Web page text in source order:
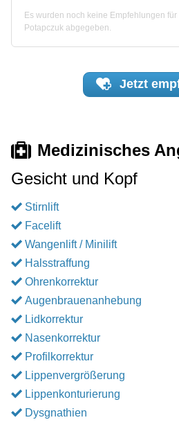
Es wurden noch keine Empfehlungen
Potapczuk abgegeben.
Jetzt
Medizinisches
Gesicht und Kopf
Stirnlift
Facelift
Wangenlift / Minilift
Halsstraffung
Ohrenkorrektur
Augenbrauenanhebung
Lidkorrektur
Nasenkorrektur
Profilkorrektur
Lippenvergrößerung
Lippenkonturierung
Dysgnathien